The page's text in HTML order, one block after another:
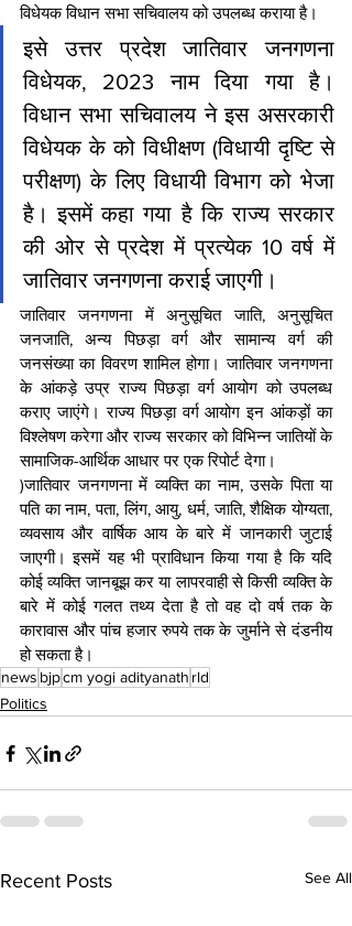
विधेयक विधान सभा सचिवालय को उपलब्ध कराया है।
इसे उत्तर प्रदेश जातिवार जनगणना
विधेयक, 2023 नाम दिया गया है।
विधान सभा सचिवालय ने इस असरकारी
विधेयक के को विधीक्षण (विधायी दृष्टि से
परीक्षण) के लिए विधायी विभाग को भेजा
है। इसमें कहा गया है कि राज्य सरकार
की ओर से प्रदेश में प्रत्येक 10 वर्ष में
जातिवार जनगणना कराई जाएगी।
जातिवार जनगणना में अनुसूचित जाति, अनुसूचित
जनजाति, अन्य पिछड़ा वर्ग और सामान्य वर्ग की
जनसंख्या का विवरण शामिल होगा। जातिवार जनगणना
के आंकड़े उप्र राज्य पिछड़ा वर्ग आयोग को उपलब्ध
कराए जाएंगे। राज्य पिछड़ा वर्ग आयोग इन आंकड़ों का
विश्लेषण करेगा और राज्य सरकार को विभिन्न जातियों के
सामाजिक-आर्थिक आधार पर एक रिपोर्ट देगा।
)जातिवार जनगणना में व्यक्ति का नाम, उसके पिता या
पति का नाम, पता, लिंग, आयु, धर्म, जाति, शैक्षिक योग्यता,
व्यवसाय और वार्षिक आय के बारे में जानकारी जुटाई
जाएगी। इसमें यह भी प्राविधान किया गया है कि यदि
कोई व्यक्ति जानबूझ कर या लापरवाही से किसी व्यक्ति के
बारे में कोई गलत तथ्य देता है तो वह दो वर्ष तक के
कारावास और पांच हजार रुपये तक के जुर्माने से दंडनीय
हो सकता है।
news bjpcm yogi adityanath rld
Politics
Recent Posts See All